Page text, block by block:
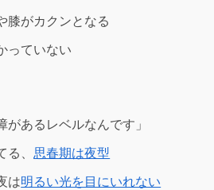
膝がカクンとなる
っていない
あるレベルなんです」
、 思春期は夜型
は明るい光を目にいれない